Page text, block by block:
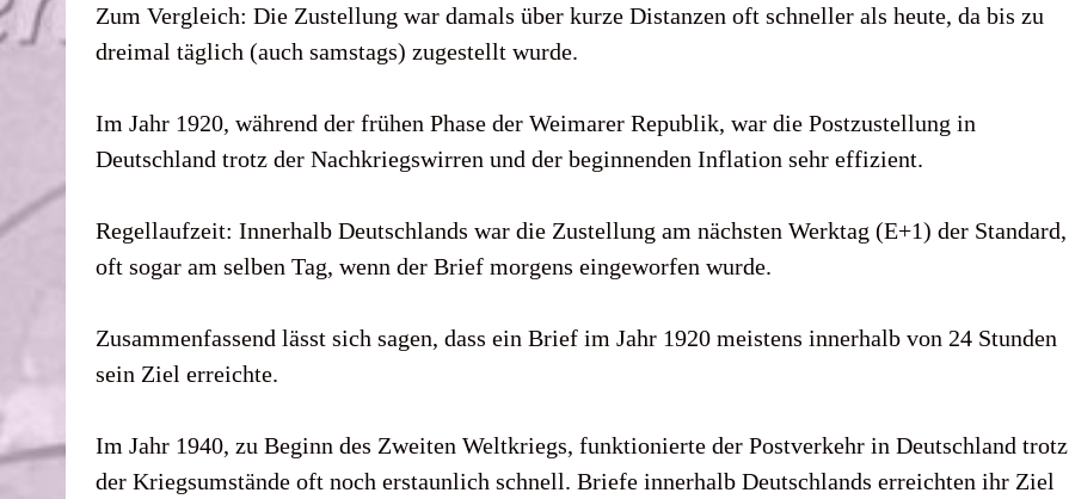
Zum Vergleich: Die Zustellung war damals über kurze Distanzen oft schneller als heute, da bis zu
dreimal täglich (auch samstags) zugestellt wurde.
Im Jahr 1920, während der frühen Phase der Weimarer Republik, war die Postzustellung in
Deutschland trotz der Nachkriegswirren und der beginnenden Inflation sehr effizient.
Regellaufzeit: Innerhalb Deutschlands war die Zustellung am nächsten Werktag (E+1) der Standard,
oft sogar am selben Tag, wenn der Brief morgens eingeworfen wurde.
Zusammenfassend lässt sich sagen, dass ein Brief im Jahr 1920 meistens innerhalb von 24 Stunden
sein Ziel erreichte.
Im Jahr 1940, zu Beginn des Zweiten Weltkriegs, funktionierte der Postverkehr in Deutschland trotz
der Kriegsumstände oft noch erstaunlich schnell. Briefe innerhalb Deutschlands erreichten ihr Ziel